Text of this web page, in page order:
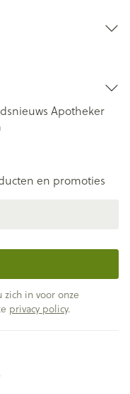
Apotheker
en promoties
in voor onze
privacy policy.